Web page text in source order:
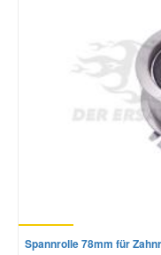
Spannrolle 78mm für